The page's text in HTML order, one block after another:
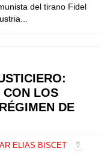
del tirano Fidel
LOS
DE
ELIAS BISCET